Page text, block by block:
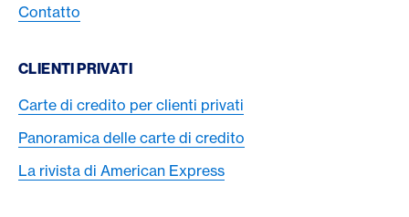
Contatto
CLIENTI PRIVATI
Carte di credito per clienti privati
Panoramica delle carte di credito
La rivista di American Express